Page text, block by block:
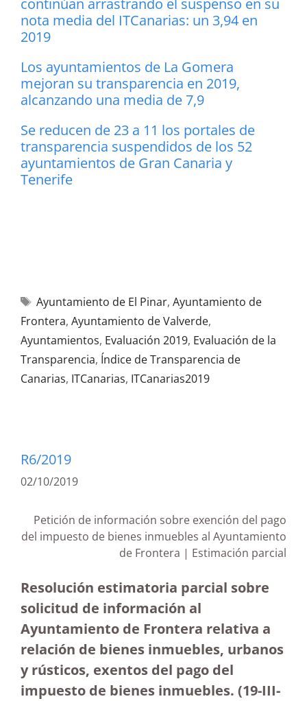
continúan arrastrando el suspenso en su
nota media del ITCanarias: un 3,94 en
2019
Los ayuntamientos de La Gomera
mejoran su transparencia en 2019,
alcanzando una media de 7,9
Se reducen de 23 a 11 los portales de
transparencia suspendidos de los 52
ayuntamientos de Gran Canaria y
Tenerife
Ayuntamiento de El Pinar, Ayuntamiento de
Frontera, Ayuntamiento de Valverde,
Ayuntamientos, Evaluación 2019, Evaluación de la
Transparencia, Índice de Transparencia de
Canarias, ITCanarias, ITCanarias2019
R6/2019
02/10/2019
Petición de información sobre exención del pago
del impuesto de bienes inmuebles al Ayuntamiento
de Frontera | Estimación parcial
Resolución estimatoria parcial sobre
solicitud de información al
Ayuntamiento de Frontera relativa a
relación de bienes inmuebles, urbanos
y rústicos, exentos del pago del
impuesto de bienes inmuebles. (19-III-